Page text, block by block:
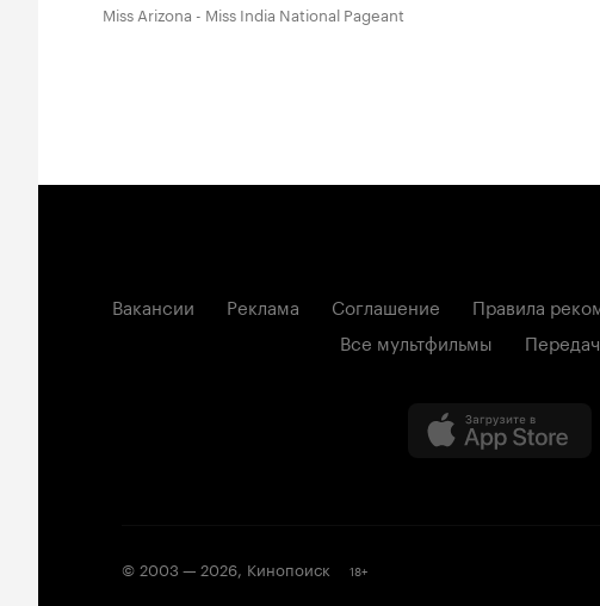
Miss Arizona - Miss India National Pageant
Вакансии Реклама Соглашение Правила
Все мультфильмы
© 2003 —2026, Кинопоиск 18+